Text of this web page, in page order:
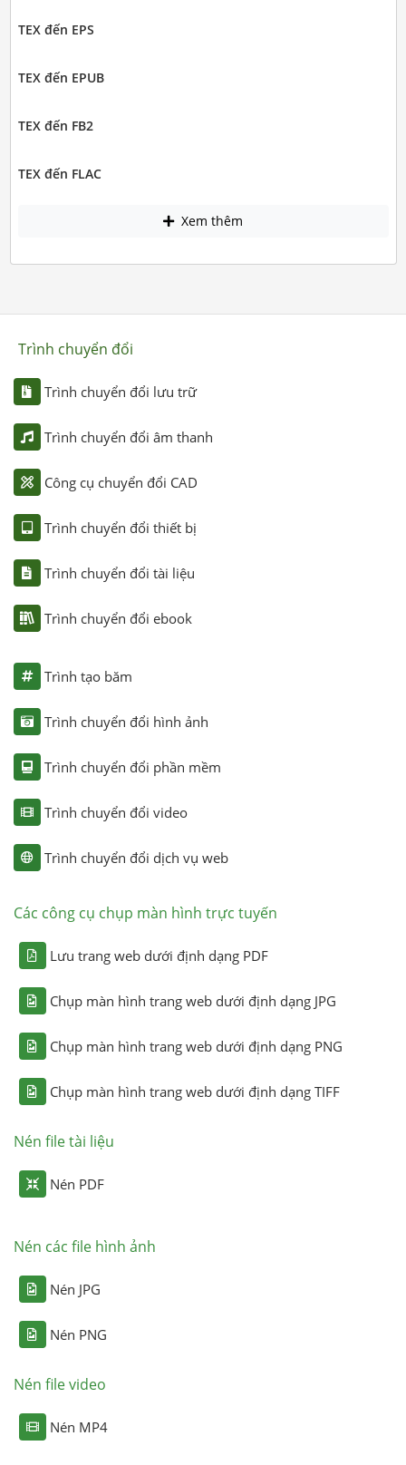
TEX đến EPS
TEX đến EPUB
TEX đến FB2
TEX đến FLAC
Xem thêm
Trình chuyển đổi
Trình chuyển đổi lưu trữ
Trình chuyển đổi âm thanh
Công cụ chuyển đổi CAD
Trình chuyển đổi thiết bị
Trình chuyển đổi tài liệu
Trình chuyển đổi ebook
Trình tạo băm
Trình chuyển đổi hình ảnh
Trình chuyển đổi phần mềm
Trình chuyển đổi video
Trình chuyển đổi dịch vụ web
Các công cụ chụp màn hình trực tuyến
Lưu trang web dưới định dạng PDF
Chụp màn hình trang web dưới định dạng JPG
Chụp màn hình trang web dưới định dạng PNG
Chụp màn hình trang web dưới định dạng TIFF
Nén file tài liệu
Nén PDF
Nén các file hình ảnh
Nén JPG
Nén PNG
Nén file video
Nén MP4